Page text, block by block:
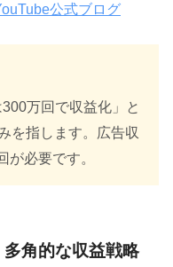
公式ブログ
万回で収益化」と
を指します。広告収
が必要です。
角的な収益戦略